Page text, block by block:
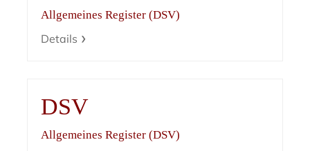
Allgemeines Register (DSV)
Details
DSV
Allgemeines Register (DSV)